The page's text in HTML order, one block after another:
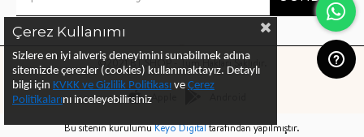
©2021 BT SHOP - Tüm Hakları Saklıdır.
Apple
Bu sitenin kurulumuKeyo Digitaltarafından yapılmıştır.
Çerez Kullanımı
Sizlere en iyi alıveriş deneyimini sunabilmek adına
sitemizde çerezler (cookies) kullanmaktayız. Detaylı
bilgi için KVKK ve Gizlilik Politikası ve Çerez
Politikalarını inceleyebilirsiniz